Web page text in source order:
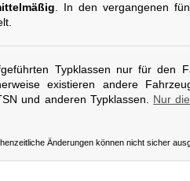
. In den vergangenen
Typklassen nur für den
existieren andere
und anderen Typklassen. Nur
Änderungen können nicht sicher